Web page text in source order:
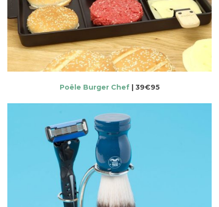
Poêle Burger Chef| 39€95